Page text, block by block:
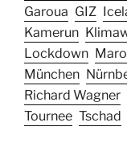
Garoua GIZ
Kamerun
Lockdown
München
Richard Wagner
Tournee Tschad